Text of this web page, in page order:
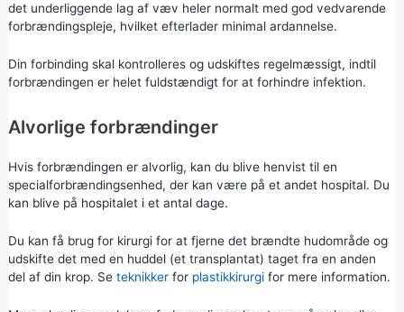
det underliggende lag af væv heler normalt med god vedvarende
forbrændingspleje, hvilket efterlader minimal ardannelse.
Din forbinding skal kontrolleres og udskiftes regelmæssigt, indtil
forbrændingen er helet fuldstændigt for at forhindre infektion.
Alvorlige forbrændinger
Hvis forbrændingen er alvorlig, kan du blive henvist til en
specialforbrændingsenhed, der kan være på et andet hospital. Du
kan blive på hospitalet i et antal dage.
Du kan få brug for kirurgi for at fjerne det brændte hudområde og
udskifte det med en huddel (et transplantat) taget fra en anden
del af din krop. Se teknikkerfor plastikkirurgifor mere information.